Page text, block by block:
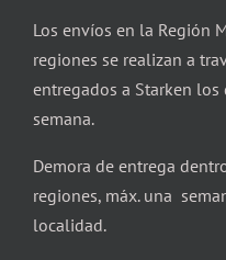
Los envíos en la Región
regiones se realizan a
entregados a Starken los
semana.
Demora de entrega
regiones, máx. una
localidad.